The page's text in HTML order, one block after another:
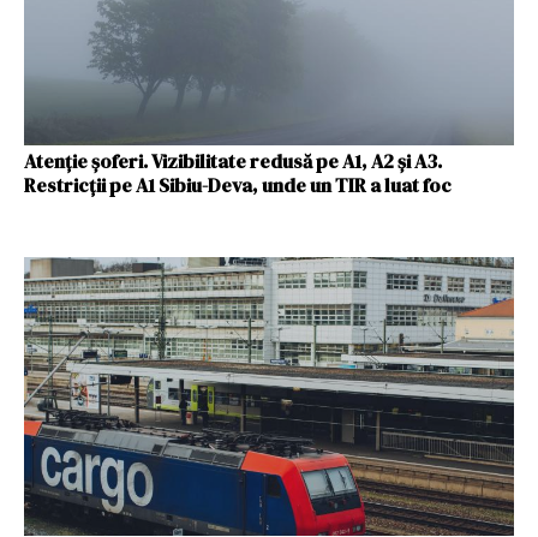
Atenție șoferi. Vizibilitate redusă pe A1, A2 și A3.
Restricții pe A1 Sibiu-Deva, unde un TIR a luat foc